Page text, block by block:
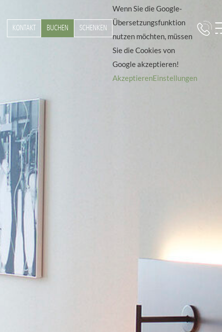
KONTAKT BUCHEN SCHENKEN
Wenn Sie die Google-
Übersetzungsfunktion
nutzen möchten, müssen
Sie die Cookies von
Google akzeptieren!
AkzeptierenEinstellungen